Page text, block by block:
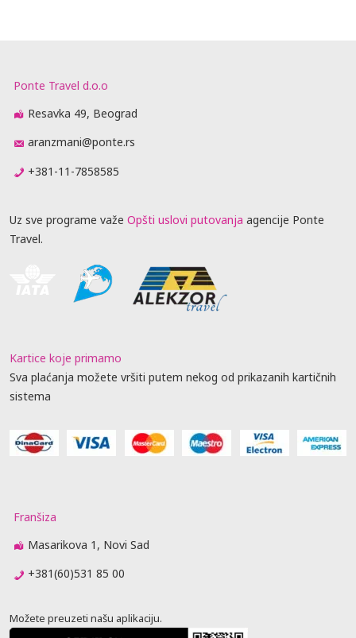
Ponte Travel d.o.o
Resavka 49, Beograd
aranzmani@ponte.rs
+381-11-7858585
Uz sve programe važe Opšti uslovi putovanja agencije Ponte
Travel.
Kartice koje primamo
Sva plaćanja možete vršiti putem nekog od prikazanih kartičnih
sistema
Franšiza
Masarikova 1, Novi Sad
+381(60)531 85 00
Možete preuzeti našu aplikaciju.